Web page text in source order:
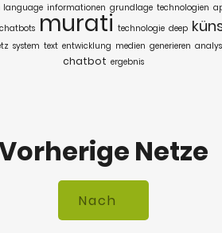
language informationen grundlage technologien
chatbots murati technologie deep
system text entwicklung medien generieren
chatbot ergebnis
Netze